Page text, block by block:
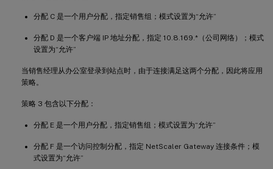
分配 C 是一个用户分配，指定销售组；模式设置为“允许”
分配 D 是一个客户端 IP 地址分配，指定 10.8.169.*（公司网络）；模式
设置为“允许”
当销售经理从办公室登录到站点时，由于连接满足这两个分配，因此将应用
策略。
策略 3 包含以下分配：
分配 E 是一个用户分配，指定销售组；模式设置为“允许”
分配 F 是一个访问控制分配，指定 NetScaler Gateway 连接条件；模
式设置为“允许”